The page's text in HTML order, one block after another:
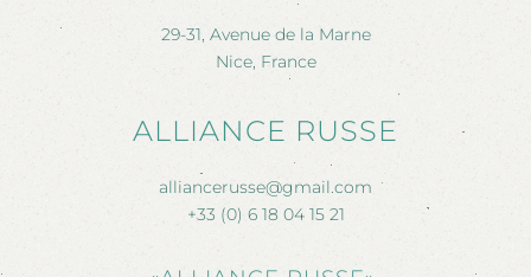
29-31, Avenue de la Marne
Nice, France
ALLIANCE RUSSE
alliancerusse@gmail.com
+33 (0) 6 18 04 15 21